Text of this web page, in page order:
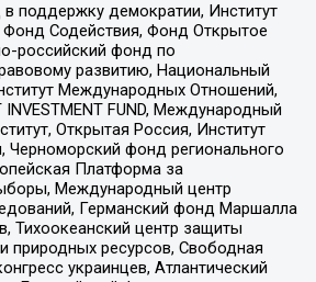
поддержку демократии, Институт
Содействия, Фонд Открытое
российский фонд по
развитию, Национальный
Международных Отношений,
INVESTMENT FUND, Международный
Открытая Россия, Институт
Черноморский фонд регионального
Платформа за
Международный центр
Германский фонд Маршалла
Тихоокеанский центр защиты
ресурсов, Свободная
украинцев, Атлантический